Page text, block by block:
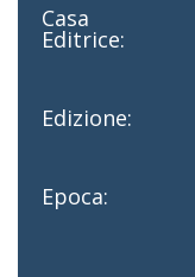
Casa
Editrice:
Edizione:
Epoca: